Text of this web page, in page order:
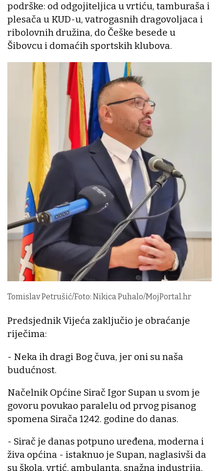
podrške: od odgojiteljica u vrtiću, tamburaša i
plesača u KUD-u, vatrogasnih dragovoljaca i
ribolovnih družina, do Češke besede u
Šibovcu i domaćih sportskih klubova.
Tomislav Petrušić/Foto: Nikica Puhalo/MojPortal.hr
Predsjednik Vijeća zaključio je obraćanje
riječima:
- Neka ih dragi Bog čuva, jer oni su naša
budućnost.
Načelnik Općine Sirač Igor Supan u svom je
govoru povukao paralelu od prvog pisanog
spomena Sirača 1242. godine do danas.
- Sirač je danas potpuno uređena, moderna i
živa općina - istaknuo je Supan, naglasivši da
su škola, vrtić, ambulanta, snažna industrija,